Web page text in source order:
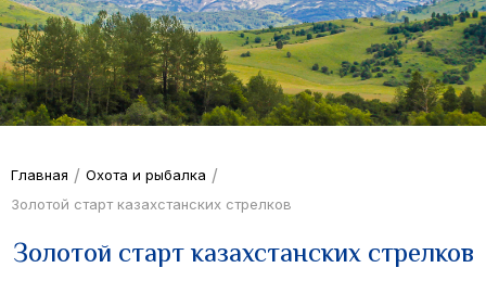
Главная / Охота и рыбалка /
Золотой старт казахстанских стрелков
Золотой старт казахстанских стрелков